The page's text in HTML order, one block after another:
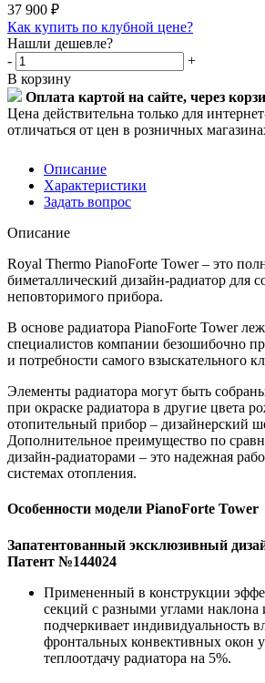
37 900 ₽
Как купить по клубной цене?
Нашли дешевле?
-
+
В корзину
Оплата картой на сайте, через
Цена действительна только для
отличаться от цен в розничных
Описание
Характеристики
Задать вопрос
Описание
Royal Thermo PianoForte Tower – это
биметаллический дизайн-радиатор для
неповторимого прибора.
В основе радиатора PianoForte Tower
специалистов компании безошибочно
и потребности самого взыскательного
Элементы радиатора могут быть
при окраске радиатора в другие цвета
отопительный прибор – дизайнерский
Дополнительное преимущество по
дизайн-радиаторами – это надежная
системах отопления.
Особенности модели PianoForte Tower
Запатентованный эксклюзивный
Патент №144024
Примененный в конструкции
секций с разными углами наклона
подчеркивает индивидуальность
фронтальных конвективных окон
теплоотдачу радиатора на 5%.